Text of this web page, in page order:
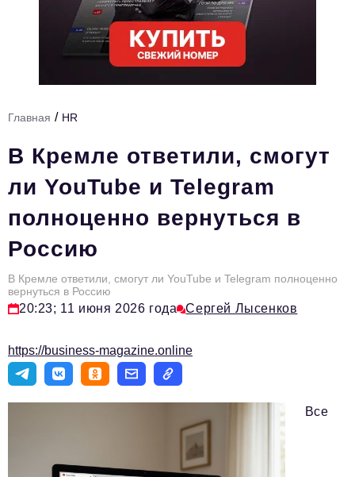
Регулирование
Премия "Тульский Бизнес"
История тульского предпринимательства
Тема номера
HR
Персона номера
Инфраструктура развития
Технологии и тренды
Туризм
Мероприятия
Телефон редакции:+7 495 727-01-67
Главная / HR
В Кремле ответили, смогут
ли YouTube и Telegram
полноценно вернуться в
Россию
В Кремле ответили, смогут ли YouTube и Telegram полноценно
вернуться в Россию
20:23; 11 июня 2026 года Сергей Лысенков
https://business-magazine.online
Все